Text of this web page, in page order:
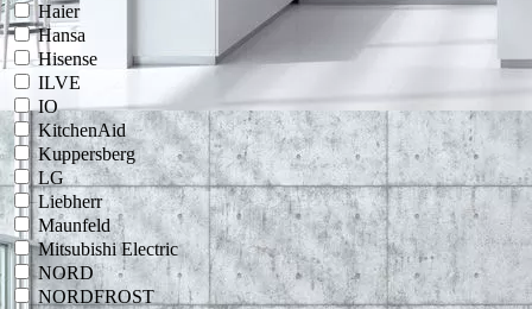
Haier
Hansa
Hisense
ILVE
IO
KitchenAid
Kuppersberg
LG
Liebherr
Maunfeld
Mitsubishi Electric
NORD
NORDFROST